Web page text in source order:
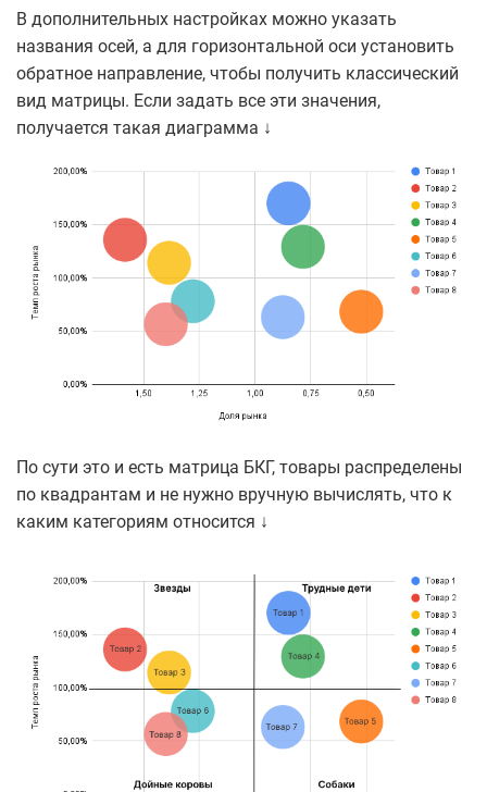
В дополнительных настройках можно указать
названия осей, а для горизонтальной оси установить
обратное направление, чтобы получить классический
вид матрицы. Если задать все эти значения,
получается такая диаграмма ↓
По сути это и есть матрица БКГ, товары распределены
по квадрантам и не нужно вручную вычислять, что к
каким категориям относится ↓